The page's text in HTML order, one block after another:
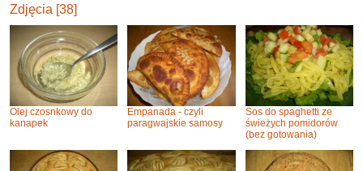
Zdjęcia [38]
Olej czosnkowy do
kanapek
Empanada - czyli
paragwajskie samosy
Sos do spaghetti ze
świeżych pomidorów
(bez gotowania)